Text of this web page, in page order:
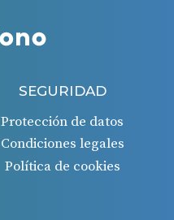
SEGURIDAD
Protección de datos
Condiciones legales
Política de cookies